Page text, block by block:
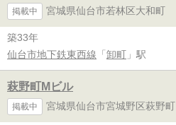
掲載中 宮城県仙台市若林区大和町
築33年
仙台市地下鉄東西線 「 卸町 」駅
萩野町Mビル
掲載中 宮城県仙台市宮城野区萩野町